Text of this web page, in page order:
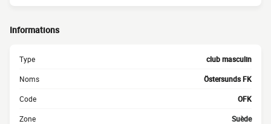
Informations
Type club masculin
Noms Östersunds FK
Code OFK
Zone Suède